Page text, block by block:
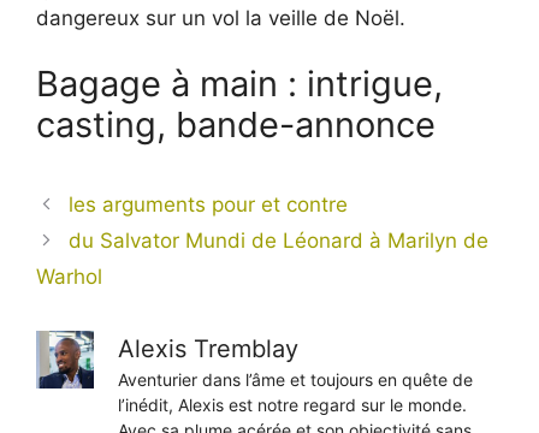
dangereux sur un vol la veille de Noël.
Bagage à main : intrigue,
casting, bande-annonce
les arguments pour et contre
du Salvator Mundi de Léonard à Marilyn de
Warhol
Alexis Tremblay
Aventurier dans l’âme et toujours en quête de
l’inédit, Alexis est notre regard sur le monde.